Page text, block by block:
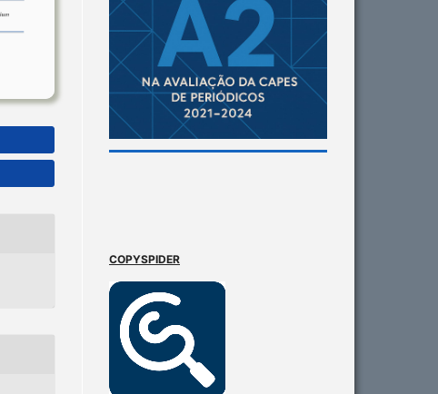
COPYSPIDER